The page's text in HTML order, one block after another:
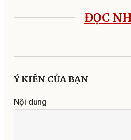
ĐỌC
Ý KIẾN CỦA BẠN
Nội dung